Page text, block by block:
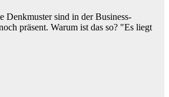
Denkmuster sind in der Business-
präsent. Warum ist das so? "Es liegt